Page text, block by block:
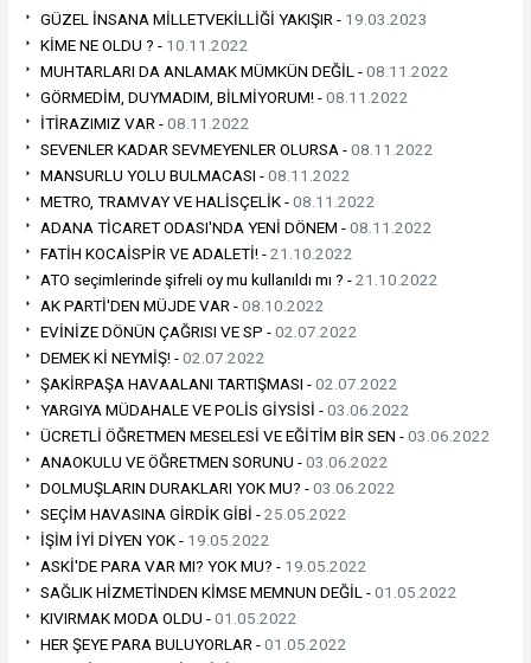
GÜZEL İNSANA MİLLETVEKİLLİĞİ YAKIŞIR - 19.03.2023
KİME NE OLDU ? - 10.11.2022
MUHTARLARI DA ANLAMAK MÜMKÜN DEĞİL -08.11.2022
GÖRMEDİM, DUYMADIM, BİLMİYORUM! -08.11.2022
İTİRAZIMIZ VAR -08.11.2022
SEVENLER KADAR SEVMEYENLER OLURSA -08.11.2022
MANSURLU YOLU BULMACASI -08.11.2022
METRO, TRAMVAY VE HALİSÇELİK -08.11.2022
ADANA TİCARET ODASI'NDA YENİ DÖNEM -08.11.2022
FATİH KOCAİSPİR VE ADALETİ! -21.10.2022
ATO seçimlerinde şifreli oy mu kullanıldı mı ? -21.10.2022
AK PARTİ'DEN MÜJDE VAR -08.10.2022
EVİNİZE DÖNÜN ÇAĞRISI VE SP -02.07.2022
DEMEK Kİ NEYMİŞ! -02.07.2022
ŞAKİRPAŞA HAVAALANI TARTIŞMASI -02.07.2022
YARGIYA MÜDAHALE VE POLİS GİYSİSİ -03.06.2022
ÜCRETLİ ÖĞRETMEN MESELESİ VE EĞİTİM BİR SEN -03.06.2022
ANAOKULU VE ÖĞRETMEN SORUNU -03.06.2022
DOLMUŞLARIN DURAKLARI YOK MU? -03.06.2022
SEÇİM HAVASINA GİRDİK GİBİ -25.05.2022
İŞİM İYİ DİYEN YOK - 19.05.2022
ASKİ'DE PARA VAR MI? YOK MU? - 19.05.2022
SAĞLIK HİZMETİNDEN KİMSE MEMNUN DEĞİL -01.05.2022
KIVIRMAK MODA OLDU -01.05.2022
HER ŞEYE PARA BULUYORLAR -01.05.2022